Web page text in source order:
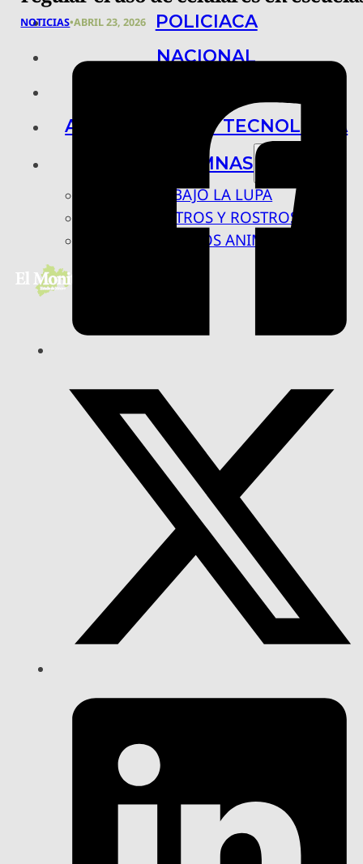
POLICIACA
NACIONAL
ARTE, CIENCIA Y TECNOLOGÍA
COLUMNAS
BAJO LA LUPA
RASTROS Y ROSTROS
VÍNCULOS ANIMALES
NOTICIAS•ABRIL 23, 2026